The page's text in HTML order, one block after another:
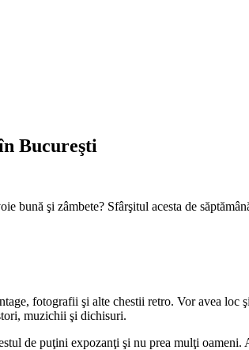
Bucureşti
şi zâmbete? Sfârşitul acesta de
fotografii şi alte chestii retro. Vor avea
muzichii şi dichisuri.
de puţini expozanţi şi nu prea mulţi